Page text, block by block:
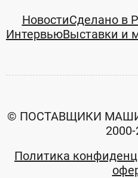
НовостиСделано в
ИнтервьюВыставки и
© ПОСТАВЩИКИ
Политика